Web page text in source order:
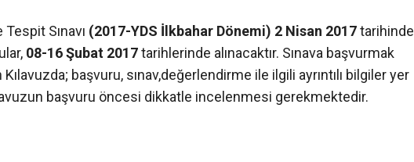
Sınavı (2017-YDS İlkbahar Dönemi) 2 Nisan 2017tarihinde
08-16 Şubat 2017tarihlerinde alınacaktır. Sınava başvurmak
başvuru, sınav,değerlendirme ile ilgili ayrıntılı bilgiler yer
başvuru öncesi dikkatle incelenmesi gerekmektedir.